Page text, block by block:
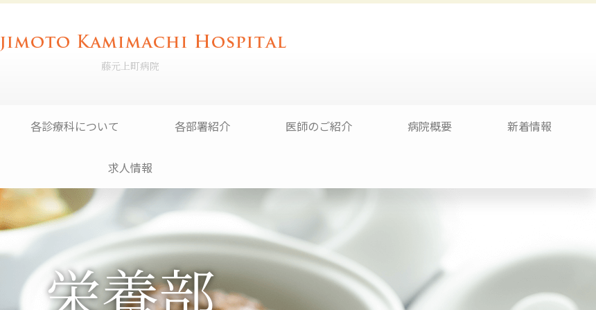
藤元上町病院
各診療科について 各部署紹介 医師のご紹介 病院概要 新着情報
求人情報
栄養部